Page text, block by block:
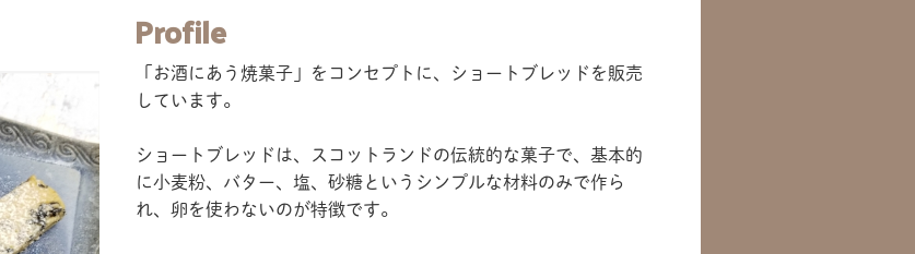
Profile
「お酒にあう焼菓子」をコンセプトに、ショートブレッドを販売
しています。
ショートブレッドは、スコットランドの伝統的な菓子で、基本的
に小麦粉、バター、塩、砂糖というシンプルな材料のみで作ら
れ、卵を使わないのが特徴です。